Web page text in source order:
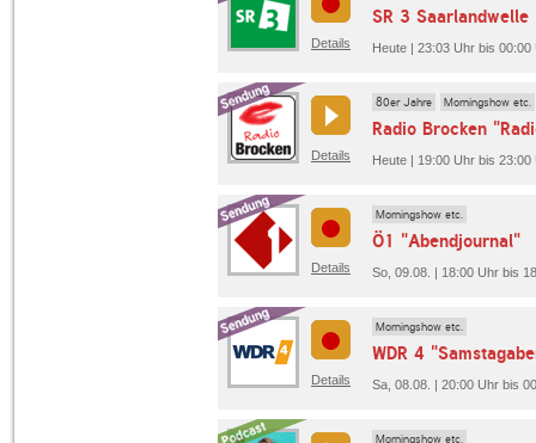
Details
SR 3
Heute | 23:03 Uhr bis
Details
80er Jahre Morningshow etc.
Radio Brocken
Heute | 19:00 Uhr bis
Details
Morningshow etc.
Ö1 "Abendjournal"
So, 09.08. | 18:00 Uhr bis
Details
Morningshow etc.
WDR 4
Sa, 08.08. | 20:00 Uhr bis
Morningshow etc.